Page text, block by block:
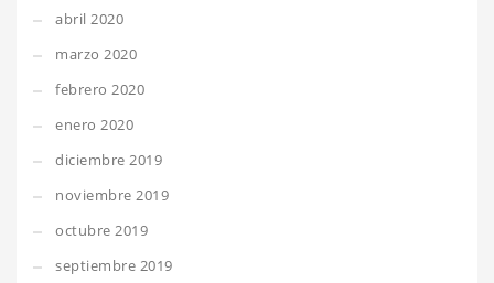
abril 2020
marzo 2020
febrero 2020
enero 2020
diciembre 2019
noviembre 2019
octubre 2019
septiembre 2019